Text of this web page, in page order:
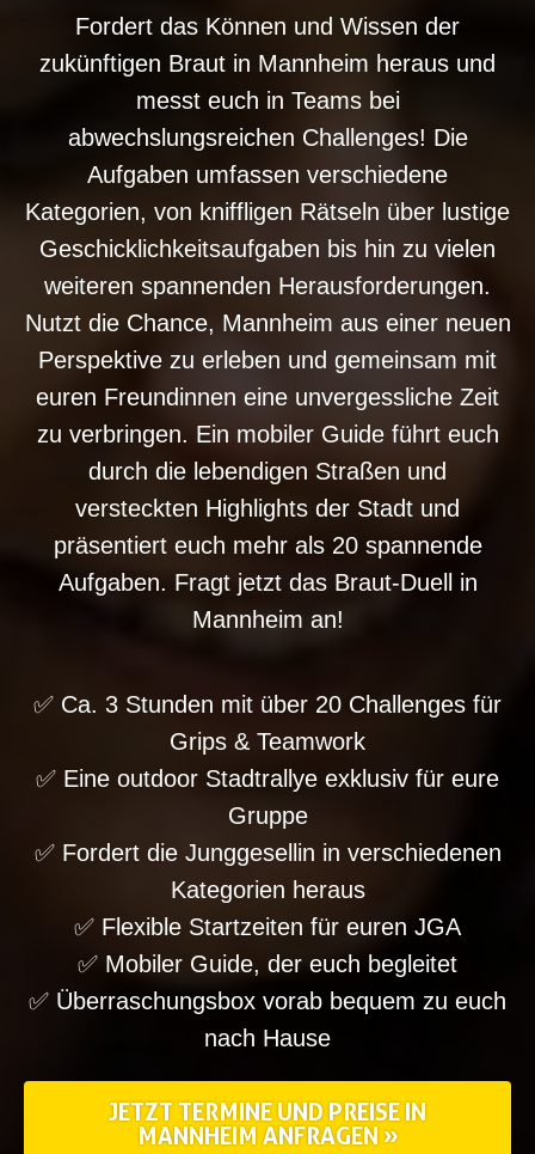
Fordert das Können und Wissen der
zukünftigen Braut in Mannheim heraus und
messt euch in Teams bei
abwechslungsreichen Challenges! Die
Aufgaben umfassen verschiedene
Kategorien, von kniffligen Rätseln über lustige
Geschicklichkeitsaufgaben bis hin zu vielen
weiteren spannenden Herausforderungen.
Nutzt die Chance, Mannheim aus einer neuen
Perspektive zu erleben und gemeinsam mit
euren Freundinnen eine unvergessliche Zeit
zu verbringen. Ein mobiler Guide führt euch
durch die lebendigen Straßen und
versteckten Highlights der Stadt und
präsentiert euch mehr als 20 spannende
Aufgaben. Fragt jetzt das Braut-Duell in
Mannheim an!
✅ Ca. 3 Stunden mit über 20 Challenges für
Grips & Teamwork
✅ Eine outdoor Stadtrallye exklusiv für eure
Gruppe
✅ Fordert die Junggesellin in verschiedenen
Kategorien heraus
✅ Flexible Startzeiten für euren JGA
✅ Mobiler Guide, der euch begleitet
✅ Überraschungsbox vorab bequem zu euch
nach Hause
JETZT TERMINE UND PREISE IN
MANNHEIM ANFRAGEN »